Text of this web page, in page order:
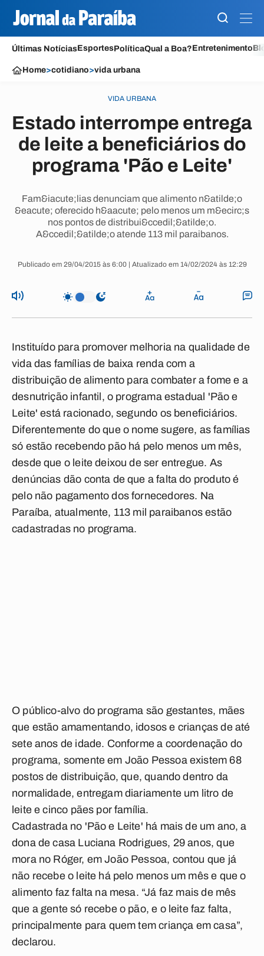
Últimas NotíciasEsportesPolíticaQual a Boa?Entretenimento
Home>cotidiano>vida urbana
VIDA URBANA
Estado interrompe entrega
de leite a beneficiários do
programa 'Pão e Leite'
Fam&iacute;lias denunciam que alimento n&atilde;o
&eacute; oferecido h&aacute; pelo menos um m&ecirc;s
nos pontos de distribui&ccedil;&atilde;o.
A&ccedil;&atilde;o atende 113 mil paraibanos.
Publicado em 29/04/2015 às 6:00 | Atualizado em 14/02/2024 às 12:29
Instituído para promover melhoria na qualidade de
vida das famílias de baixa renda com a
distribuição de alimento para combater a fome e a
desnutrição infantil, o programa estadual 'Pão e
Leite' está racionado, segundo os beneficiários.
Diferentemente do que o nome sugere, as famílias
só estão recebendo pão há pelo menos um mês,
desde que o leite deixou de ser entregue. As
denúncias dão conta de que a falta do produto é
pelo não pagamento dos fornecedores. Na
Paraíba, atualmente, 113 mil paraibanos estão
cadastradas no programa.
O público-alvo do programa são gestantes, mães
que estão amamentando, idosos e crianças de até
sete anos de idade. Conforme a coordenação do
programa, somente em João Pessoa existem 68
postos de distribuição, que, quando dentro da
normalidade, entregam diariamente um litro de
leite e cinco pães por família.
Cadastrada no 'Pão e Leite' há mais de um ano, a
dona de casa Luciana Rodrigues, 29 anos, que
mora no Róger, em João Pessoa, contou que já
não recebe o leite há pelo menos um mês e que o
alimento faz falta na mesa. “Já faz mais de mês
que a gente só recebe o pão, e o leite faz falta,
principalmente para quem tem criança em casa”,
declarou.